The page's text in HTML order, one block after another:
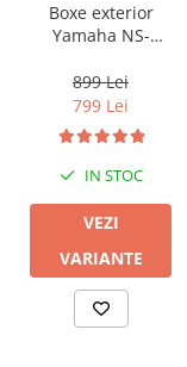
Boxe exterior
Yamaha NS-
899 Lei
799 Lei
IN STOC
VEZI
VARIANTE